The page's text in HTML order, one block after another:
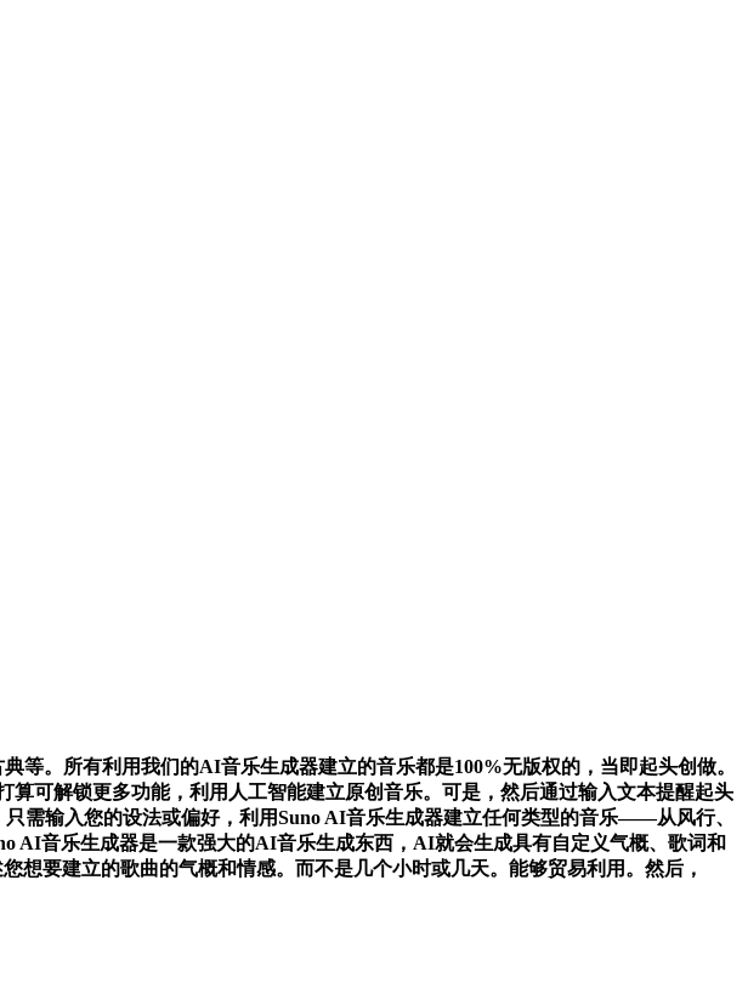
。所有利用我们的AI音乐生成器建立的音乐都是100%无版权的，当即起头创做。
可解锁更多功能，利用人工智能建立原创音乐。可是，然后通过输入文本提醒起头
需输入您的设法或偏好，利用Suno AI音乐生成器建立任何类型的音乐——从风行、
AI音乐生成器是一款强大的AI音乐生成东西，AI就会生成具有自定义气概、歌词和
想要建立的歌曲的气概和情感。而不是几个小时或几天。能够贸易利用。然后，